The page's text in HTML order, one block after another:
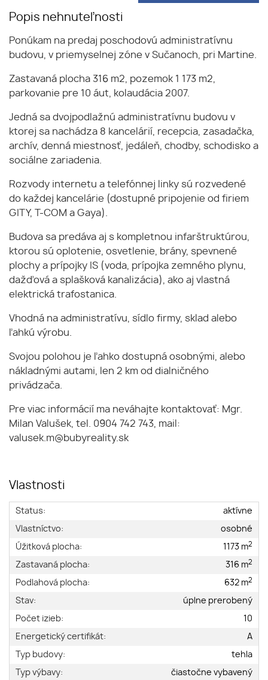
Popis nehnuteľnosti
Ponúkam na predaj poschodovú administratívnu
budovu, v priemyselnej zóne v Sučanoch, pri Martine.
Zastavaná plocha 316 m2, pozemok 1 173 m2,
parkovanie pre 10 áut, kolaudácia 2007.
Jedná sa dvojpodlažnú administratívnu budovu v
ktorej sa nachádza 8 kancelárií, recepcia, zasadačka,
archív, denná miestnosť, jedáleň, chodby, schodisko a
sociálne zariadenia.
Rozvody internetu a telefónnej linky sú rozvedené
do každej kancelárie (dostupné pripojenie od firiem
GITY, T-COM a Gaya).
Budova sa predáva aj s kompletnou infarštruktúrou,
ktorou sú oplotenie, osvetlenie, brány, spevnené
plochy a prípojky IS (voda, prípojka zemného plynu,
dažďová a splašková kanalizácia), ako aj vlastná
elektrická trafostanica.
Vhodná na administratívu, sídlo firmy, sklad alebo
ľahkú výrobu.
Svojou polohou je ľahko dostupná osobnými, alebo
nákladnými autami, len 2 km od dialničného
privádzača.
Pre viac informácií ma neváhajte kontaktovať: Mgr.
Milan Valušek, tel. 0904 742 743, mail:
valusek.m@bubyreality.sk
Vlastnosti
Status:
aktívne
Vlastníctvo:
osobné
Úžitková plocha:
1173 m2
Zastavaná plocha: 316 m2
Podlahová plocha: 632 m2
Stav:
úplne prerobený
Počet izieb:
10
Energetický certifikát:
A
Typ budovy:
tehla
Typ výbavy:
čiastočne vybavený